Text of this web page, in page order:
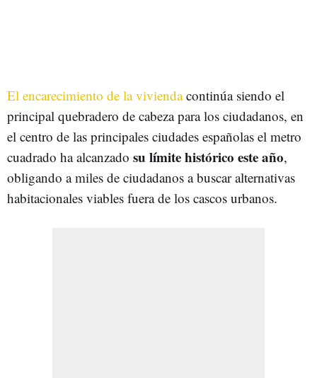
El encarecimiento de la viviendacontinúa siendo el
principal quebradero de cabeza para los ciudadanos, en
el centro de las principales ciudades españolas el metro
cuadrado ha alcanzado su límite histórico este año,
obligando a miles de ciudadanos a buscar alternativas
habitacionales viables fuera de los cascos urbanos.